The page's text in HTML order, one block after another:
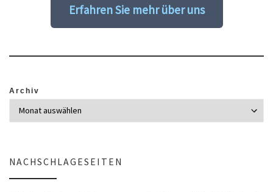
Erfahren Sie mehr über uns
Archiv
NACHSCHLAGESEITEN